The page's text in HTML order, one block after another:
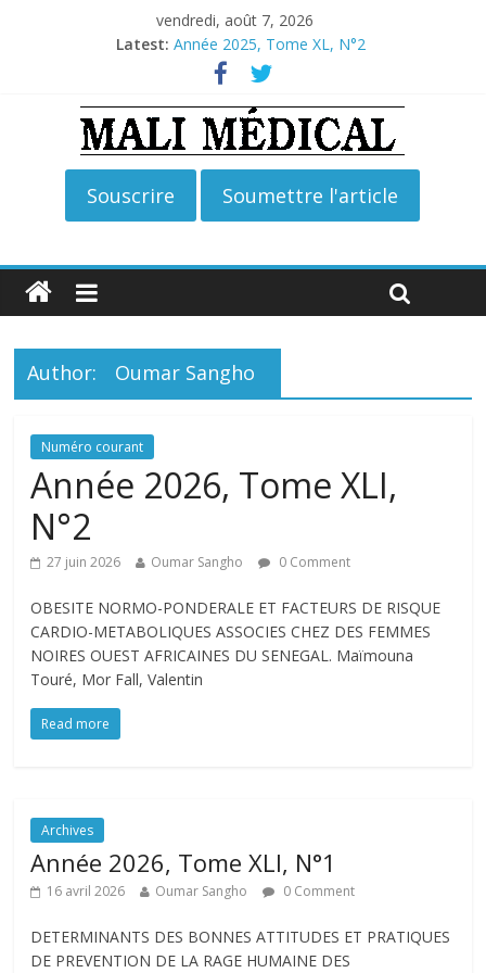
vendredi, août 7, 2026
Latest: Année 2025, Tome XL, N°2
Année 2026, Tome XLI, N°2
Année 2026, Tome XLI, N°1
Année 2025, Tome XL, N°4
Année 2025, Tome XL, N°3
Author: Oumar Sangho
Numéro courant
Année 2026, Tome XLI,
N°2
27 juin 2026 Oumar Sangho 0 Comment
OBESITE NORMO-PONDERALE ET FACTEURS DE RISQUE
CARDIO-METABOLIQUES ASSOCIES CHEZ DES FEMMES
NOIRES OUEST AFRICAINES DU SENEGAL. Maïmouna
Touré, Mor Fall, Valentin
Read more
Archives
Année 2026, Tome XLI, N°1
16 avril 2026 Oumar Sangho 0 Comment
DETERMINANTS DES BONNES ATTITUDES ET PRATIQUES
DE PREVENTION DE LA RAGE HUMAINE DES